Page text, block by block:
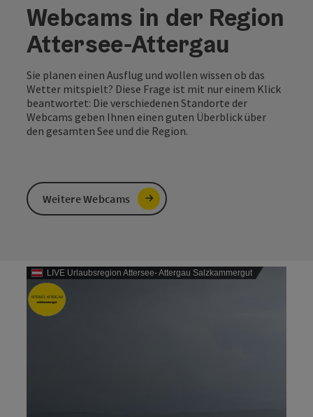
Webcams in der Region
Attersee-Attergau
Sie planen einen Ausflug und wollen wissen ob das
Wetter mitspielt? Diese Frage ist mit nur einem Klick
beantwortet: Die verschiedenen Standorte der
Webcams geben Ihnen einen guten Überblick über
den gesamten See und die Region.
Weitere Webcams
LIVE Urlaubsregion Attersee- Attergau Salzkammergut